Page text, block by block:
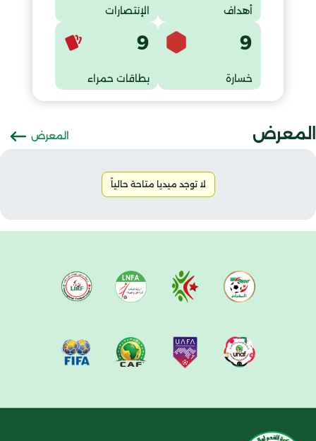
أهداف الإنتصارات
9
خسارة
9
بطاقات حمراء
المعرض المعرض
لا توجد ميديا متاحة حالياً